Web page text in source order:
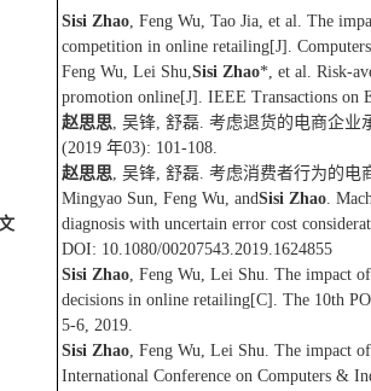
Sisi Zhao, Feng Wu, Tao Jia, et al. The
competition in online retailing[J].
Feng Wu, Lei Shu,Sisi Zhao*, et al. Risk-
promotion online[J]. IEEE Transactions on
赵思思, 吴锋, 舒磊. 考虑退货的电商企业
(2019 年03): 101-108.
赵思思, 吴锋, 舒磊. 考虑消费者行为的电
Mingyao Sun, Feng Wu, andSisi Zhao.
diagnosis with uncertain error cost
DOI: 10.1080/00207543.2019.1624855
Sisi Zhao, Feng Wu, Lei Shu. The impact
decisions in online retailing[C]. The 10th
5-6, 2019.
Sisi Zhao, Feng Wu, Lei Shu. The impact
International Conference on Computers &